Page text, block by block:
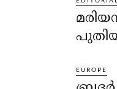
പുതിയ
EUROPE